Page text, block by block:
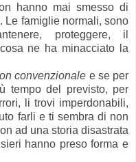
hanno mai smesso di
Le famiglie normali, sono
proteggere, il
ne ha minacciato la
convenzionale e se per
tempo del previsto, per
li trovi imperdonabili,
farli e ti sembra di non
ad una storia disastrata
hanno preso forma e